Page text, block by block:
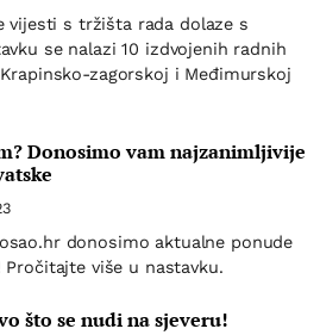
vijesti s tržišta rada dolaze s
se nalazi 10 izdvojenih radnih
zagorskoj i Međimurskoj
Donosimo vam najzanimljivije
donosimo aktualne ponude
više u nastavku.
što se nudi na sjeveru!